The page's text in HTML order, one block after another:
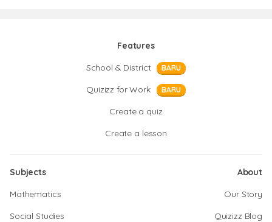
Features
School & District
BARU
Quizizz for Work BARU
Create a quiz
Create a lesson
Subjects
Mathematics
Social Studies
About
Our Story
Quizizz Blog